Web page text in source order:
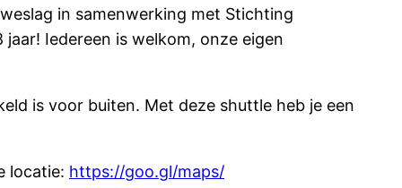
in samenwerking met Stichting
Iedereen is welkom, onze eigen
is voor buiten. Met deze shuttle heb je een
locatie: https://goo.gl/maps/